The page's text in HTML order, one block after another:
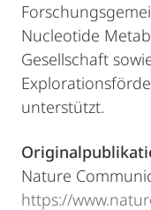
Nucleotide
Gesellschaft
unterstützt.
Nature
https://